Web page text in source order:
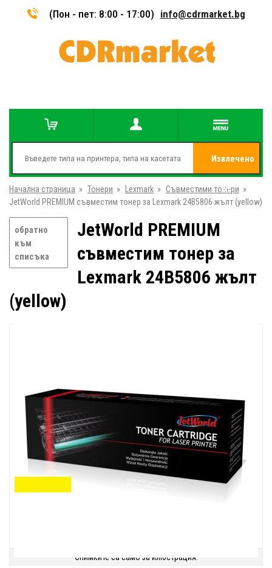
(Пон - пет: 8:00 - 17:00) info@cdrmarket.bg
Извлечено
от
Начална страница » Тонери » Lexmark » Съвместими тонери »
JetWorld PREMIUM съвместим тонер за Lexmark 24B5806 жълт (yellow)
обратно
към
списъка
JetWorld PREMIUM
съвместим тонер за
Lexmark 24B5806 жълт
(yellow)
Снимките са само за илюстрация.